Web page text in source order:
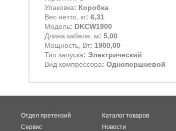
Упаковка: Коробка
Вес нетто, кг: 6,31
Модель: DKCW1900
Длина кабеля, м: 5,00
Мощность, Вт: 1900,00
Тип запуска: Электрический
Вид компрессора: Однопоршневой
Отдел претензий Каталог товаров
Сервис
Новости